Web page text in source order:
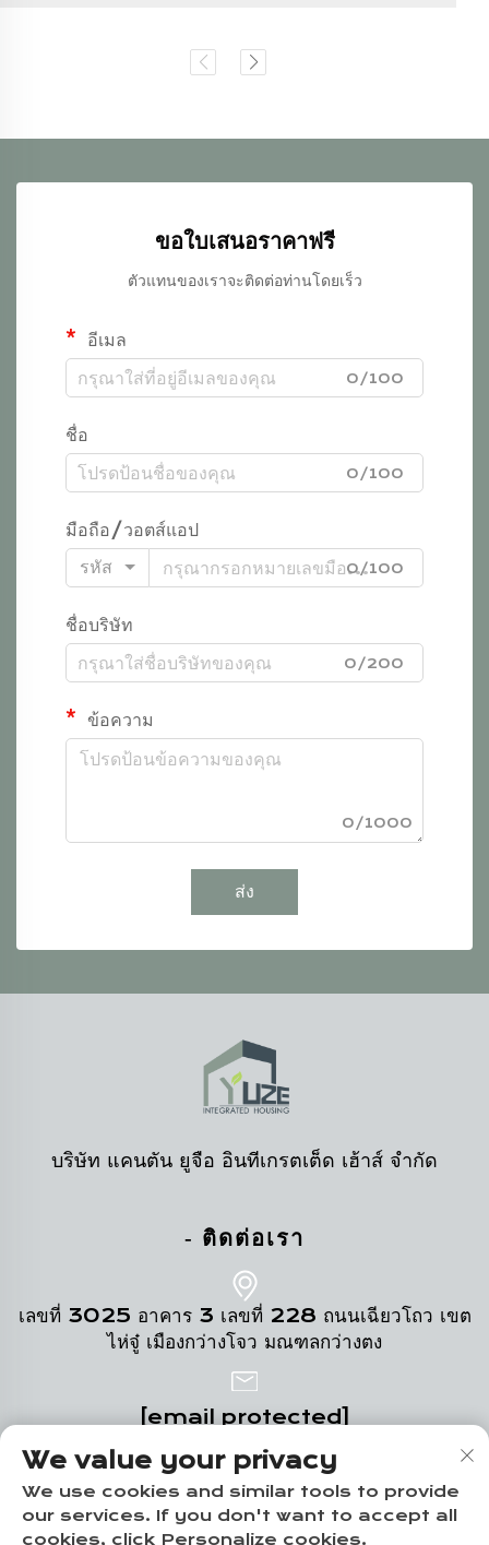
ขอใบเสนอราคาฟรี
ตัวแทนของเราจะติดต่อท่านโดยเร็ว
อีเมล
0/100
ชื่อ
0/100
มือถือ/วอตส์แอป
รหัส
0/100
ชื่อบริษัท
0/200
ข้อความ
0/1000
ส่ง
บริษัท แคนตัน ยูจือ อินทีเกรตเต็ด เฮ้าส์ จำกัด
- ติดต่อเรา
เลขที่ 3025 อาคาร 3 เลขที่ 228 ถนนเฉียวโถว เขต
ไห่จู๋ เมืองกว่างโจว มณฑลกว่างตง
[email protected]
+86-18102719517
We value your privacy
We use cookies and similar tools to provide
our services. If you don't want to accept all
cookies, click Personalize cookies.